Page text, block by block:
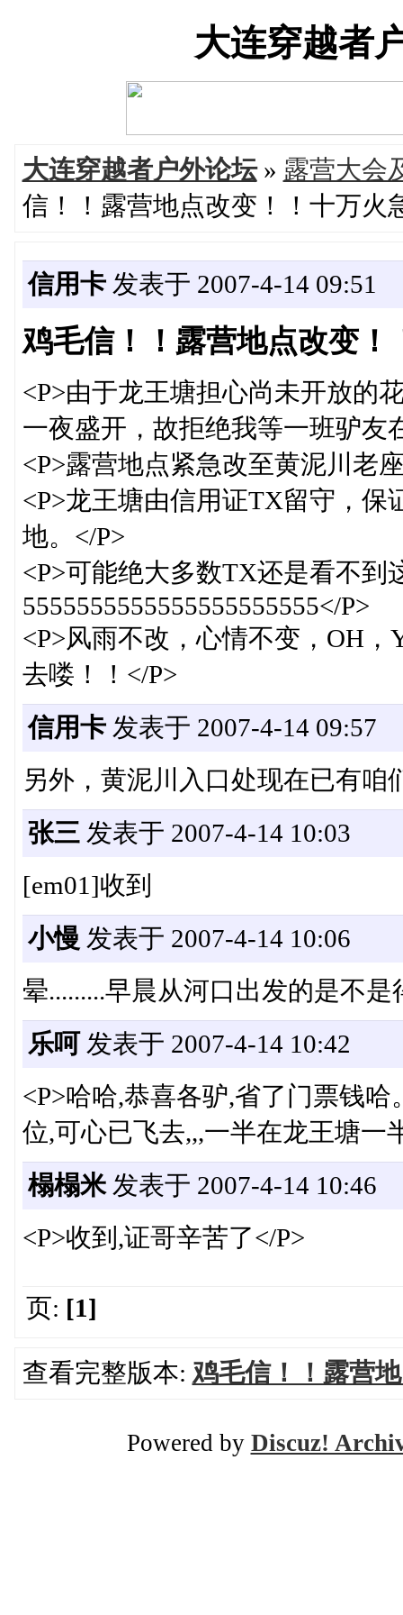
大连穿越者
大连穿越者户外论坛» 露营大会
信！！露营地点改变！！十万火
信用卡发表于 2007-4-14 09:51
鸡毛信！！露营地点改变！
<P>由于龙王塘担心尚未开放的
一夜盛开，故拒绝我等一班驴友
<P>露营地点紧急改至黄泥川老
<P>龙王塘由信用证TX留守，
地。</P>
<P>可能绝大多数TX还是看不到
5555555555555555555555</P>
<P>风雨不改，心情不变，OH
去喽！！</P>
信用卡发表于 2007-4-14 09:57
另外，黄泥川入口处现在已有
张三发表于 2007-4-14 10:03
[em01]收到
小慢 发表于 2007-4-14 10:06
晕.........早晨从河口出发的是不
乐呵发表于 2007-4-14 10:42
<P>哈哈,恭喜各驴,省了门票钱哈
位,可心已飞去,,,一半在龙王塘一
榻榻米发表于 2007-4-14 10:46
<P>收到,证哥辛苦了</P>
页: [1]
查看完整版本: 鸡毛信！！露营
Powered by Discuz!